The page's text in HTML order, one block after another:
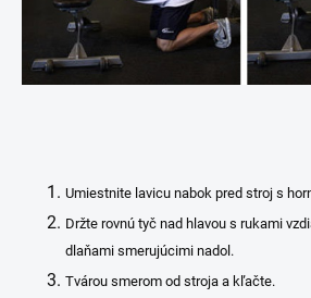
Umiestnite lavicu nabok pred stroj s
Držte rovnú tyč nad hlavou s rukami
dlaňami smerujúcimi nadol.
Tvárou smerom od stroja a kľačte.